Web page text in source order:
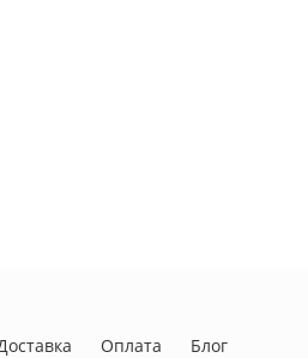
Оплата
Блог